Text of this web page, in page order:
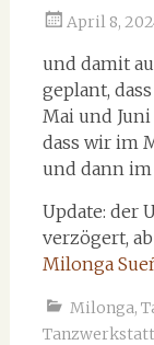
April 8,
und damit
geplant,
Mai und
dass wir im
und dann
Update: der
verzögert,
Milonga
Milonga,
Tanzwerkstatt